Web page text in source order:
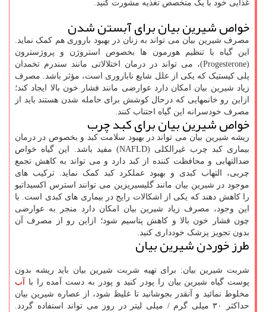
غذایی خود با یک متخصص تغذیه مشورت کنید.
خواص شیرین بیان برای آبستن شدن
مصرف شیرین بیان می تواند به زنان در بهبود باروری هم کمک نماید.
این گیاه با تنظیم هورمون ها بخصوص استروژن و پروژسترون
(Progesterone)، می تواند در درمان اختلالاتی مانند سندرم تخمدان
پلی کیستیک که یکی از علل شایع ناباروری است، مؤثر باشد. مصرف
زیاد شیرین بیان امکان دارد عوارضی مانند فشار خون بالا ایجاد کند؛
ازاین رو خانمهایی که درحال کوشش برای حامله شدن هستند باید از
مصرف خودسرانه این گیاه اجتناب کنند.
خواص شیرین بیان برای کبد چرب
ریشه شیرین بیان می تواند در بهبود سلامت کبد و بخصوص در درمان
بیماری کبد چرب غیرالکلی (NAFLD) مفید باشد. این گیاه خواص
ضدالتهابی و محافظت کننده از کبد دارد و می تواند به کاهش تجمع
چربی، التهاب کبدی و بهبود عملکرد کبد کمک نماید. ترکیب های
موجود در شیرین بیان مانند گلیسیریزین می توانند استرس اکسیداتیو
را کاهش دهند که یکی از اشکالات رایج در بیماری های کبدی است. با
این وجود، مصرف زیاد شیرین بیان امکان دارد منجر به عوارضی
چون فشار خون بالا و کاهش پتاسیم شود؛ ازاین رو از مصرف آن
بدون تجویز پزشک خودداری کنید.
طرز خوردن شیرین بیان
شربت شیرین بیان: برای تهیه شربت شیرین بیان باید ریشه بدون
پوست گیاه شیرین بیان را پودر کنید و پودر به دست آمده را با
آب
مخلوط نمائید و آنقدر بجوشانید تا غلیظ شود، از عصاره شیرین بیان
حداکثر ۳۰ میلی گرم / میلی لیتر در روز می تواند استفاده گردد.